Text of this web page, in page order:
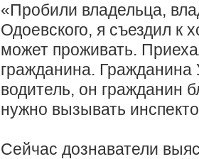
«Пробили владельца,
Одоевского, я съездил к
может проживать.
гражданина. Гражданина
водитель, он гражданин
нужно вызывать
Сейчас дознаватели